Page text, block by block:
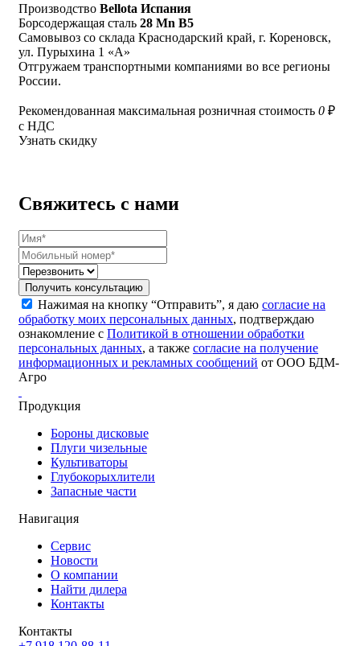
Производство Bellota Испания
Борсодержащая сталь 28 Mn B5
Самовывоз со склада Краснодарский край, г. Кореновск,
ул. Пурыхина 1 «А»
Отгружаем транспортными компаниями во все регионы
России.
Рекомендованная максимальная розничная стоимость 0 ₽
с НДС
Узнать скидку
Свяжитесь с нами
Получить консультацию
Нажимая на кнопку “Отправить”, я даю согласие на
обработку моих персональных данных, подтверждаю
ознакомление с Политикой в отношении обработки
персональных данных, а также согласие на получение
информационных и рекламных сообщений от ООО БДМ-
Агро
Продукция
Бороны дисковые
Плуги чизельные
Культиваторы
Глубокорыхлители
Запасные части
Навигация
Сервис
Новости
О компании
Найти дилера
Контакты
Контакты